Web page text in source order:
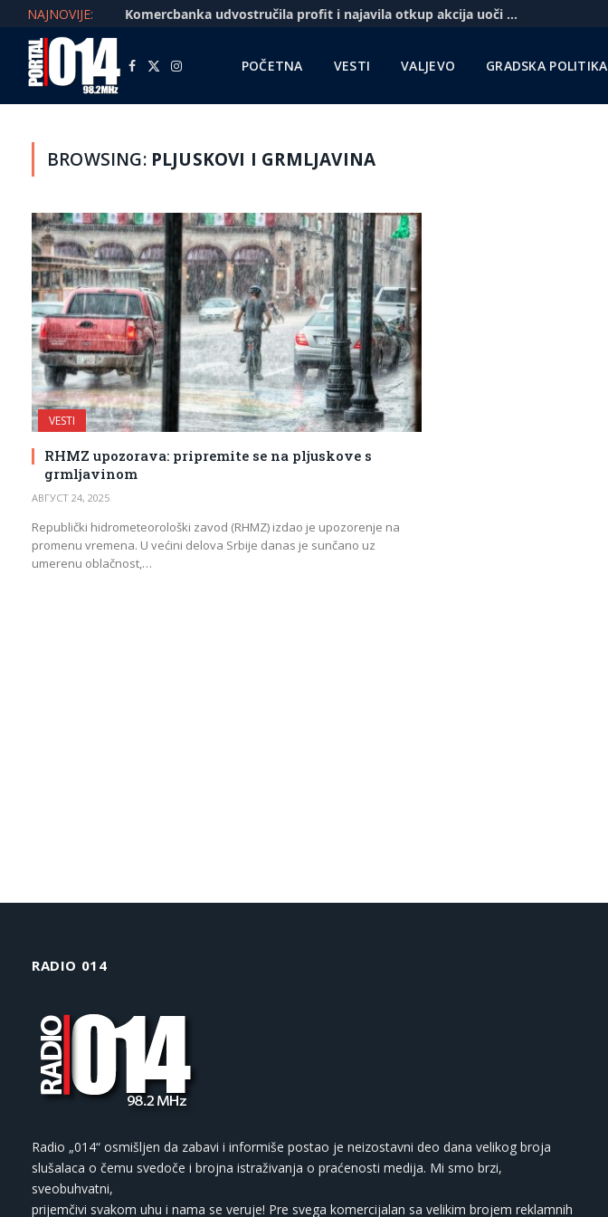
NAJNOVIJE: Komercbanka udvostručila profit i najavila otkup akcija uoči pregovora sa Unikreditom
Facebook
X
Instagram POČETNA VESTI VALJEVO GRADSKA POLITIKA
BROWSING: PLJUSKOVI I GRMLJAVINA
VESTI
RHMZ upozorava: pripremite se na pljuskove s
grmljavinom
АВГУСТ 24, 2025
Republički hidrometeorološki zavod (RHMZ) izdao je upozorenje na
promenu vremena. U većini delova Srbije danas je sunčano uz
umerenu oblačnost,…
RADIO 014
Radio „014“ osmišljen da zabavi i informiše postao je neizostavni deo dana velikog broja
slušalaca o čemu svedoče i brojna istraživanja o praćenosti medija. Mi smo brzi,
sveobuhvatni,
prijemčivi svakom uhu i nama se veruje! Pre svega komercijalan sa velikim brojem reklamnih